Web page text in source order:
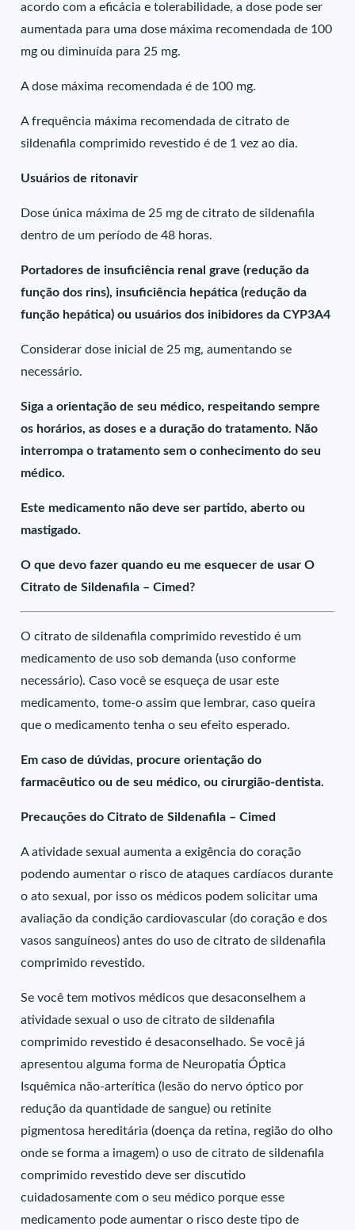
acordo com a eficácia e tolerabilidade, a dose pode ser
aumentada para uma dose máxima recomendada de 100
mg ou diminuída para 25 mg.
A dose máxima recomendada é de 100 mg.
A frequência máxima recomendada de citrato de
sildenafila comprimido revestido é de 1 vez ao dia.
Usuários de ritonavir
Dose única máxima de 25 mg de citrato de sildenafila
dentro de um período de 48 horas.
Portadores de insuficiência renal grave (redução da
função dos rins), insuficiência hepática (redução da
função hepática) ou usuários dos inibidores da CYP3A4
Considerar dose inicial de 25 mg, aumentando se
necessário.
Siga a orientação de seu médico, respeitando sempre
os horários, as doses e a duração do tratamento. Não
interrompa o tratamento sem o conhecimento do seu
médico.
Este medicamento não deve ser partido, aberto ou
mastigado.
O que devo fazer quando eu me esquecer de usar O
Citrato de Sildenafila – Cimed?
O citrato de sildenafila comprimido revestido é um
medicamento de uso sob demanda (uso conforme
necessário). Caso você se esqueça de usar este
medicamento, tome-o assim que lembrar, caso queira
que o medicamento tenha o seu efeito esperado.
Em caso de dúvidas, procure orientação do
farmacêutico ou de seu médico, ou cirurgião-dentista.
Precauções do Citrato de Sildenafila – Cimed
A atividade sexual aumenta a exigência do coração
podendo aumentar o risco de ataques cardíacos durante
o ato sexual, por isso os médicos podem solicitar uma
avaliação da condição cardiovascular (do coração e dos
vasos sanguíneos) antes do uso de citrato de sildenafila
comprimido revestido.
Se você tem motivos médicos que desaconselhem a
atividade sexual o uso de citrato de sildenafila
comprimido revestido é desaconselhado. Se você já
apresentou alguma forma de Neuropatia Óptica
Isquêmica não-arterítica (lesão do nervo óptico por
redução da quantidade de sangue) ou retinite
pigmentosa hereditária (doença da retina, região do olho
onde se forma a imagem) o uso de citrato de sildenafila
comprimido revestido deve ser discutido
cuidadosamente com o seu médico porque esse
medicamento pode aumentar o risco deste tipo de